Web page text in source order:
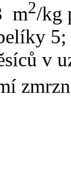
m2/kg
5;
v